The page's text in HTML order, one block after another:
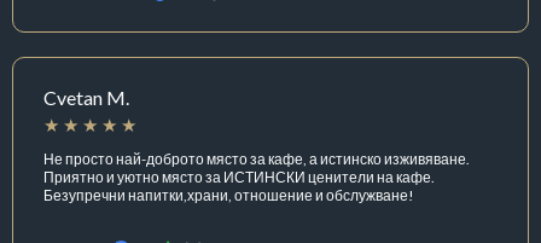
Cvetan M.
Не просто най-доброто място за кафе, а истинско изживяване.
Приятно и уютно място за ИСТИНСКИ ценители на кафе.
Безупречни напитки,храни, отношение и обслужване!